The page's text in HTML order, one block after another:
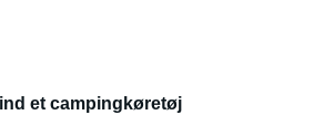
et campingkøretøj